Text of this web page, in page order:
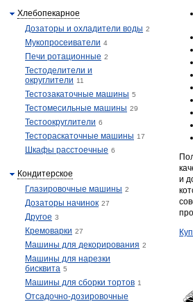
и
Хлебопекарное
Дозаторы и охладители воды 2
Мукопросеиватели 4
Печи ротационные 2
Тестоделители и
округлители 11
Тестозакаточные машины 5
Тестомесильные машины 29
Тестоокруглители 6
Тестораскаточные машины 17
Шкафы расстоечные 6
Кондитерское
Глазировочные машины 2
Дозаторы начинок 27
Другое 3
Кремоварки 27
Машины для декорирования 2
Машины для нарезки
бисквита 5
Машины для сборки тортов 1
Отсадочно-дозировочные